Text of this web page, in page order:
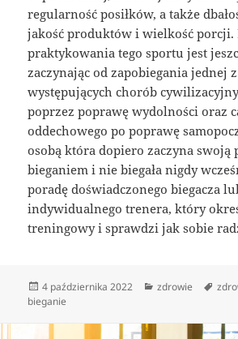
regularność posiłków, a także
jakość produktów i wielkość porcji.
praktykowania tego sportu jest
zaczynając od zapobiegania jednej
występujących chorób
poprzez poprawę wydolności oraz
oddechowego po poprawę
osobą która dopiero zaczyna swoją
bieganiem i nie biegała nigdy
poradę doświadczonego biegacza
indywidualnego trenera, który
treningowy i sprawdzi jak sobie
Data
publikacji
4 października 2022 Kategorie
zdrowie Tagi
bieganie